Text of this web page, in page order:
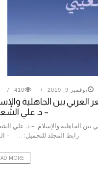
نوفمبر 9, 2019 410
العربي بين الجاهلية
– د. علي
بين الجاهلية والإسلام – د. علي
رابط المجلد للتحميل: … –
MORE